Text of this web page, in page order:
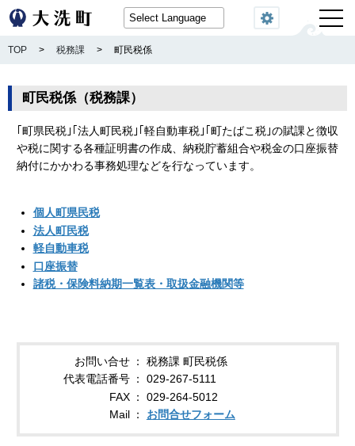
閲覧機能
TOP > 税務課 > 町民税係
町民税係（税務課）
｢町県民税｣｢法人町民税｣｢軽自動車税｣｢町たばこ税｣の賦課と徴収
や税に関する各種証明書の作成、納税貯蓄組合や税金の口座振替
納付にかかわる事務処理などを行なっています。
個人町県民税
法人町民税
軽自動車税
口座振替
諸税・保険料納期一覧表・取扱金融機関等
お問い合せ
税務課 町民税係
代表電話番号
029-267-5111
FAX
029-264-5012
Mail
お問合せフォーム